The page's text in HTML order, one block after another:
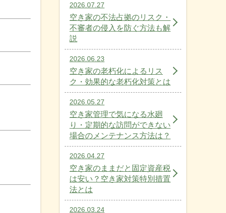
2026.07.27
空き家の不法占拠のリスク・
不審者の侵入を防ぐ方法も解
説
2026.06.23
空き家の老朽化によるリス
ク・効果的な老朽化対策とは
2026.05.27
空き家管理で気になる水廻
り・定期的な訪問ができない
場合のメンテナンス方法は？
2026.04.27
空き家のままだと固定資産税
は安い？空き家対策特別措置
法とは
2026.03.24